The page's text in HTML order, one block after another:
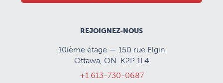
REJOIGNEZ-NOUS
10ième étage — 150 rue Elgin
Ottawa, ON K2P 1L4
+1 613-730-0687